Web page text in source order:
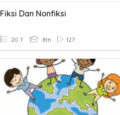
Fiksi Dan Nonfiksi
20 T 8th 127